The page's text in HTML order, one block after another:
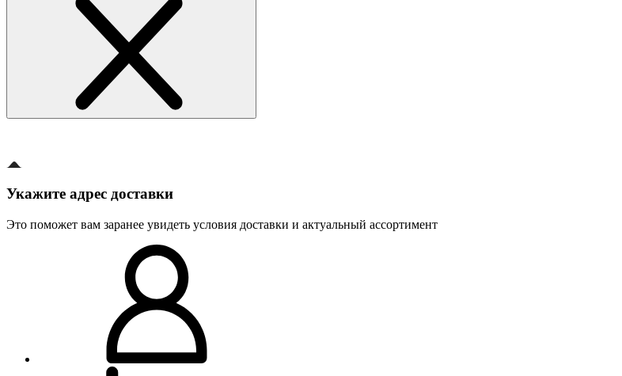
Укажите адрес доставки
Это поможет вам заранее увидеть условия доставки и актуальный ассортимент